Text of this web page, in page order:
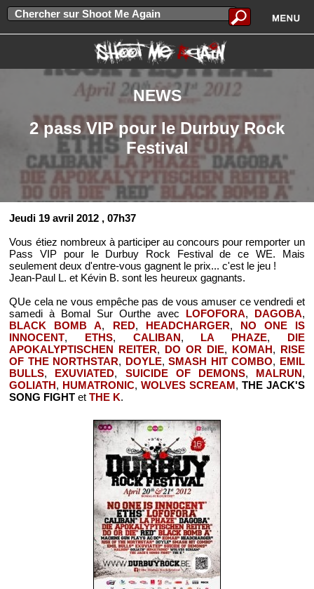
NEWS
2 pass VIP pour le Durbuy Rock
Festival
Jeudi 19 avril 2012 , 07h37
Vous étiez nombreux à participer au concours pour remporter un
Pass VIP pour le Durbuy Rock Festival de ce WE. Mais
seulement deux d'entre-vous gagnent le prix... c'est le jeu !
Jean-Paul L. et Kévin B. sont les heureux gagnants.
QUe cela ne vous empêche pas de vous amuser ce vendredi et
samedi à Bomal Sur Ourthe avec LOFOFORA, DAGOBA,
BLACK BOMB A, RED, HEADCHARGER, NO ONE IS
INNOCENT, ETHS, CALIBAN, LA PHAZE, DIE
APOKALYPTISCHEN REITER, DO OR DIE, KOMAH, RISE
OF THE NORTHSTAR, DOYLE,SMASH HIT COMBO, EMIL
BULLS, EXUVIATED, SUICIDE OF DEMONS, MALRUN,
GOLIATH, HUMATRONIC,WOLVES SCREAM, THE JACK'S
SONG FIGHT etTHE K.